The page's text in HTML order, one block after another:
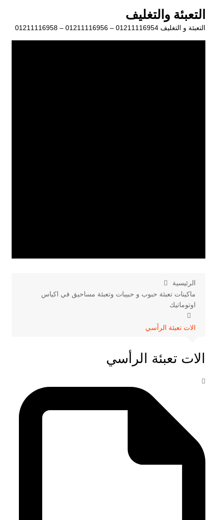
المحتوى
التعبئة والتغليف
التعبئة و التغليف 01211116954 – 01211116956 – 01211116958
الرئيسية
ماكينات تعبئة حبوب و حبيبات وتعبئة مساحيق في اكياس
اوتوماتيك
الات تعبئة الرأسي
الات تعبئة الرأسي